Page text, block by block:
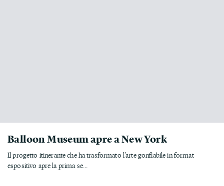
Balloon Museum apre a New York
Il progetto itinerante che ha trasformato l’arte gonfiabile in format
espositivo apre la prima se...